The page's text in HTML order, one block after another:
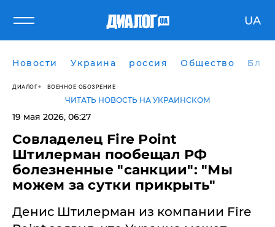
UA
Новости Украина россия Общество
ДИАЛОГ ВОЕННОЕ ОБОЗРЕНИЕ
ЧИТАТЬ НОВОСТЬ НА УКРАИНСКОМ
19 мая 2026, 06:27
Совладелец Fire Point
Штилерман пообещал РФ
болезненные "санкции": "Мы
можем за сутки прикрыть"
Денис Штилерман из компании Fire